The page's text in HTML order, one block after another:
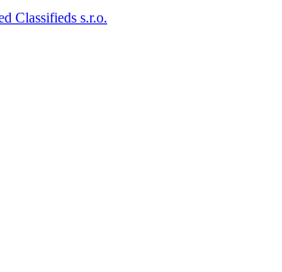
Classifieds s.r.o.